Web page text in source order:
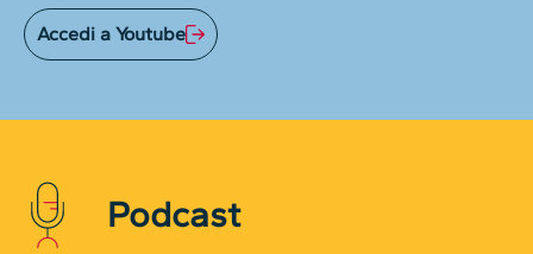
Accedi a Youtube
Podcast